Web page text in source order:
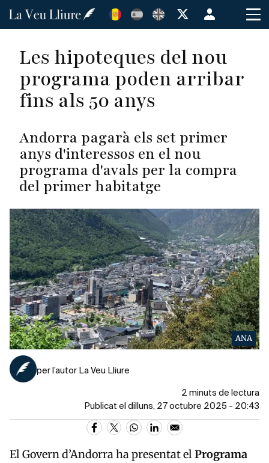
Vés
Menú
de
de
usuario
Les hipoteques del nou
programa poden arribar
fins als 50 anys
Andorra pagarà els set primer
anys d'interessos en el nou
programa d'avals per la compra
del primer habitatge
ANA
per l’autor La Veu Lliure
2 minuts de lectura
Publicat el dilluns, 27 octubre 2025 - 20:43
El Govern d’Andorra ha presentat elPrograma